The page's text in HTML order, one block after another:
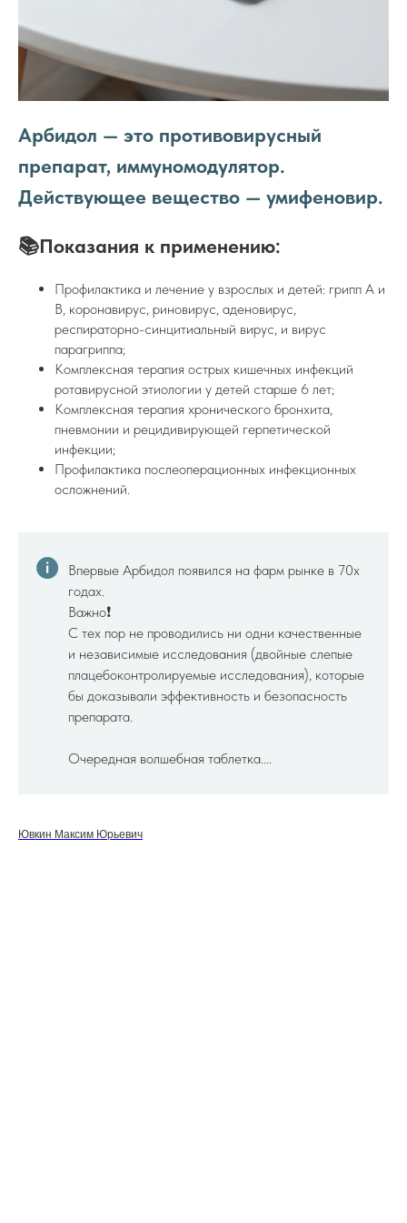
Арбидол — это противовирусный
препарат, иммуномодулятор.
Действующее вещество — умифеновир.
📚Показания к применению:
Профилактика и лечение у взрослых и детей: грипп А и
В, коронавирус, риновирус, аденовирус,
респираторно-синцитиальный вирус, и вирус
парагриппа;
Комплексная терапия острых кишечных инфекций
ротавирусной этиологии у детей старше 6 лет;
Комплексная терапия хронического бронхита,
пневмонии и рецидивирующей герпетической
инфекции;
Профилактика послеоперационных инфекционных
осложнений.
Впервые Арбидол появился на фарм рынке в 70х
годах.
Важно❗️
С тех пор не проводились ни одни качественные
и независимые исследования (двойные слепые
плацебоконтролируемые исследования), которые
бы доказывали эффективность и безопасность
препарата.
Очередная волшебная таблетка....
Ювкин Максим Юрьевич